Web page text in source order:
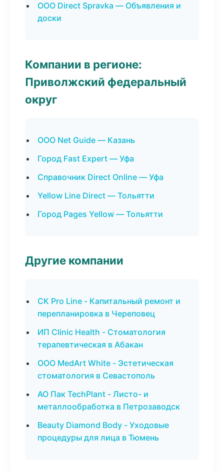
ООО Direct Spravka — Объявления и
доски
Компании в регионе:
Приволжский федеральный
округ
ООО Net Guide — Казань
Город Fast Expert — Уфа
Справочник Direct Online — Уфа
Yellow Line Direct — Тольятти
Город Pages Yellow — Тольятти
Другие компании
СК Pro Line - Капитальный ремонт и
перепланировка в Череповец
ИП Clinic Health - Стоматология
терапевтическая в Абакан
ООО MedArt White - Эстетическая
стоматология в Севастополь
АО Пак TechPlant - Листо- и
металлообработка в Петрозаводск
Beauty Diamond Body - Уходовые
процедуры для лица в Тюмень